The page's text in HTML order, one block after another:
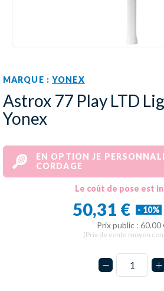
MARQUE :YONEX
Astrox 77 Play LTD
Yonex
EN OPTION JE
CORDAGE
Le coût de pose est
50,31 € - 10%
Prix public : 60.00
(Prix de vente moyen